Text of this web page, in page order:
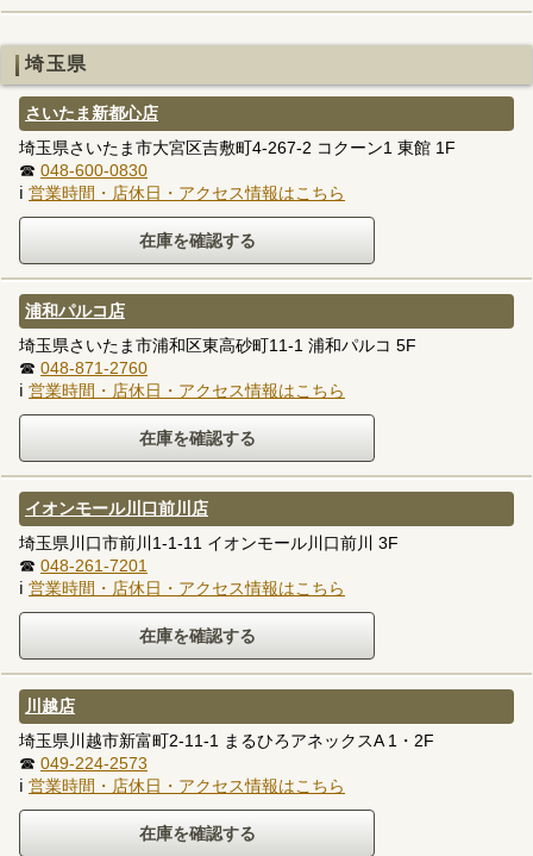
埼玉県
さいたま新都心店
埼玉県さいたま市大宮区吉敷町4-267-2 コクーン1 東館 1F
☎ 048-600-0830
ℹ 営業時間・店休日・アクセス情報はこちら
浦和パルコ店
埼玉県さいたま市浦和区東高砂町11-1 浦和パルコ 5F
☎ 048-871-2760
ℹ 営業時間・店休日・アクセス情報はこちら
イオンモール川口前川店
埼玉県川口市前川1-1-11 イオンモール川口前川 3F
☎ 048-261-7201
ℹ 営業時間・店休日・アクセス情報はこちら
川越店
埼玉県川越市新富町2-11-1 まるひろアネックスA 1・2F
☎ 049-224-2573
ℹ 営業時間・店休日・アクセス情報はこちら